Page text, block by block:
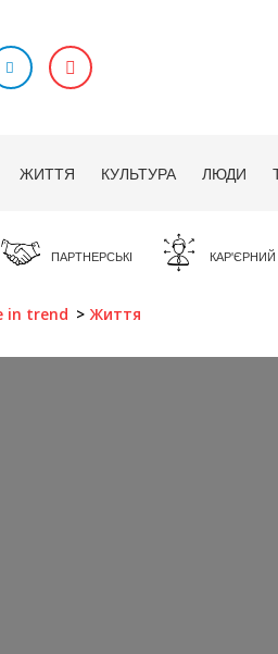
ЖИТТЯ КУЛЬТУРА ЛЮДИ
ПАРТНЕРСЬКІ КАР'ЄРНИЙ
in trend Життя